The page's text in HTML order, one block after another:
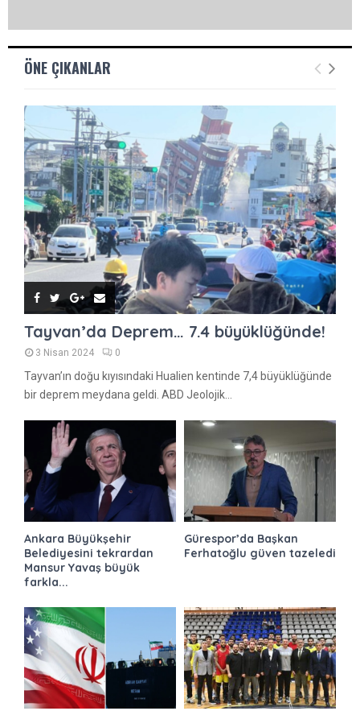
ÖNE ÇIKANLAR
Tayvan’da Deprem… 7.4 büyüklüğünde!
3 Nisan 2024 0
Tayvan’ın doğu kıyısındaki Hualien kentinde 7,4 büyüklüğünde
bir deprem meydana geldi. ABD Jeolojik...
Ankara Büyükşehir
Belediyesini tekrardan
Mansur Yavaş büyük
farkla...
Gürespor’da Başkan
Ferhatoğlu güven tazeledi